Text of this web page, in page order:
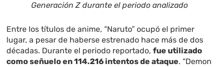
Generación Z durante el periodo analizado
Entre los títulos de anime, “Naruto” ocupó el primer
lugar, a pesar de haberse estrenado hace más de dos
décadas. Durante el periodo reportado,fue utilizado
como señuelo en 114.216 intentos de ataque. “Demon